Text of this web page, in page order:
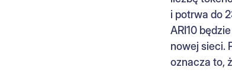
i potrwa do
ARI10
nowej sieci.
oznacza to,